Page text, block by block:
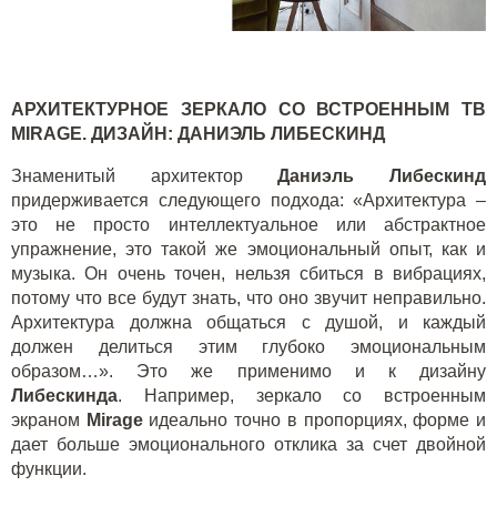
АРХИТЕКТУРНОЕ ЗЕРКАЛО СО ВСТРОЕННЫМ ТВ
MIRAGE. ДИЗАЙН : ДАНИЭЛЬ ЛИБЕСКИНД
Знаменитый архитекторДаниэль Либескинд
придерживается следующего подхода: «Архитектура –
это не просто интеллектуальное или абстрактное
упражнение, это такой же эмоциональный опыт, как и
музыка. Он очень точен, нельзя сбиться в вибрациях,
потому что все будут знать, что оно звучит неправильно.
Архитектура должна общаться с душой, и каждый
должен делиться этим глубоко эмоциональным
образом…». Это же применимо и к дизайну
Либескинда. Например, зеркало со встроенным
экраном Mirage идеально точно в пропорциях, форме и
дает больше эмоционального отклика за счет двойной
функции.